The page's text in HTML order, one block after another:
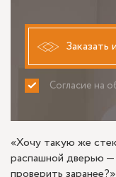
Заказать
Согласие на
«Хочу такую же
распашной дверью —